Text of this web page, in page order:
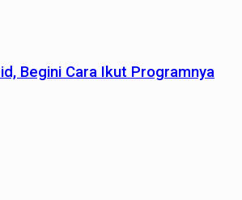
Begini Cara Ikut Programnya